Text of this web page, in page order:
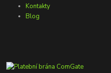
Kontakty
Blog